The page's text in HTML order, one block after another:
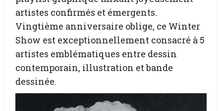
artistes confirmés et émergents.
Vingtième anniversaire oblige, ce Winter
Show est exceptionnellement consacré à 5
artistes emblématiques entre dessin
contemporain, illustration et bande
dessinée.